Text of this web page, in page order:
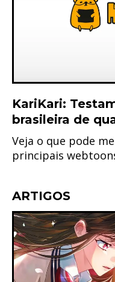
KariKari:
brasileira de
Veja o que pode
principais
ARTIGOS